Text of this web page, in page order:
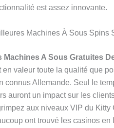
est assez innovante.
Machines À Sous Spins
Machines A Sous Gratuites
en valeur toute la qualité que
connus Allemande. Seul le
auront un impact sur les
aux niveaux VIP du
ont trouvé les casinos